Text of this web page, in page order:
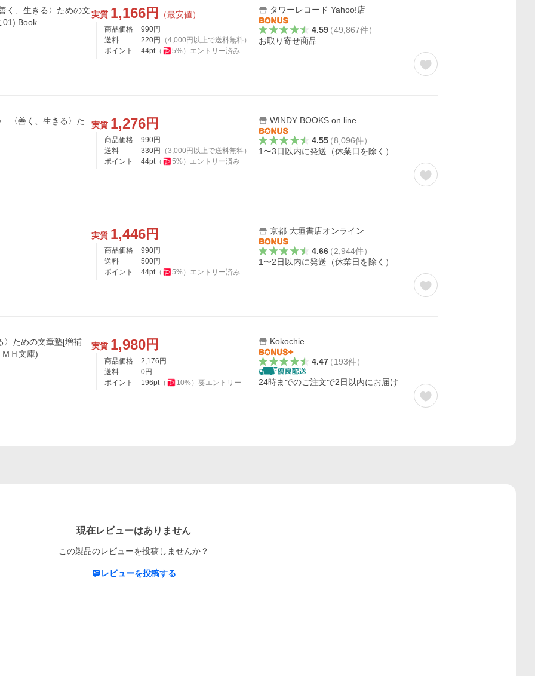
く、生きる〉ための文
01) Book
実質 1,166円 （最安値）
商品価格 990円
送料
220円 （4,000 円以上で送料無料）
ポイント
44pt（ 5%） エントリー済み
タワーレコード Yahoo!店
4.59（49,867件）
お取り寄せ商品
〈善く、生きる〉た 実質 1,276円
商品価格 990円
送料
330円 （3,000 円以上で送料無料）
ポイント
44pt（ 5%） エントリー済み
WINDY BOOKS on line
4.55（8,096件）
1〜3日以内に発送（休業日を除く）
実質 1,446円
商品価格 990円
送料
500円
ポイント
44pt（ 5%） エントリー済み
京都 大垣書店オンライン
4.66（2,944件）
1〜2日以内に発送（休業日を除く）
〉ための文章塾[増補
Ｈ文庫)
実質 1,980円
商品価格 2,176 円
送料
0円
ポイント
196pt（ 10%） 要エントリー
Kokochie
4.47（193件）
24時までのご注文で2日以内にお届け
現在レビューはありません
この製品のレビューを投稿しませんか？
レビューを投稿する